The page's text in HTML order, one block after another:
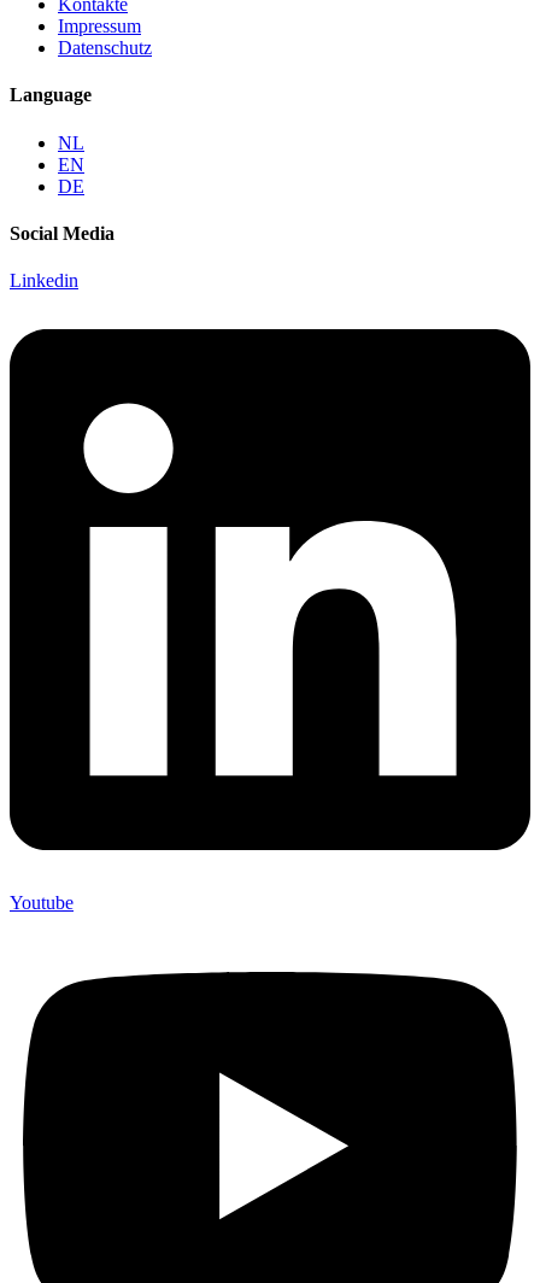
Kontakte
Impressum
Datenschutz
Language
NL
EN
DE
Social Media
Linkedin
Youtube